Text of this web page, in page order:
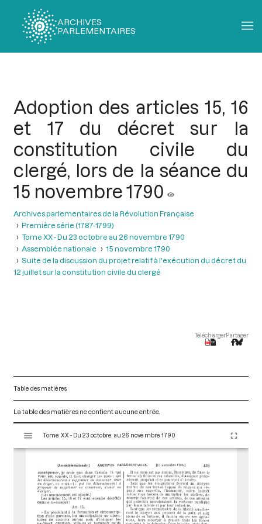
ARCHIVES
PARLEMENTAIRES
Adoption des articles 15, 16
et 17 du décret sur la
constitution civile du
clergé, lors de la séance du
15 novembre 1790
Archives parlementaires de la Révolution Française
Première série (1787-1799)
Tome XX - Du 23 octobre au 26 novembre 1790
Assemblée nationale
15 novembre 1790
Suite de la discussion du projet relatif à l'exécution du décret du
12 juillet sur la constitution civile du clergé
TéléchargerPartager
Table des matières
La table des matières ne contient aucune entrée.
s
Tome XX - Du 23 octobre au 26 novembre 1790